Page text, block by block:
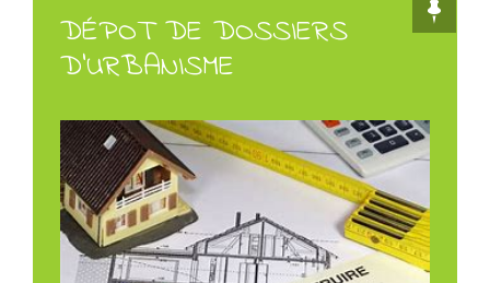
DÉPOT DE DOSSIERS
D’URBANISME